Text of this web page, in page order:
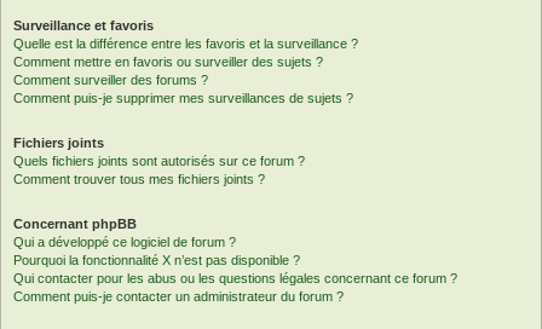
Surveillance et favoris
Quelle est la différence entre les favoris et la surveillance ?
Comment mettre en favoris ou surveiller des sujets ?
Comment surveiller des forums ?
Comment puis-je supprimer mes surveillances de sujets ?
Fichiers joints
Quels fichiers joints sont autorisés sur ce forum ?
Comment trouver tous mes fichiers joints ?
Concernant phpBB
Qui a développé ce logiciel de forum ?
Pourquoi la fonctionnalité X n’est pas disponible ?
Qui contacter pour les abus ou les questions légales concernant ce forum ?
Comment puis-je contacter un administrateur du forum ?